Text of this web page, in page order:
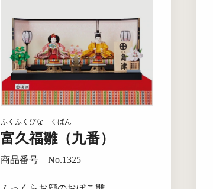
ふくふくびな くばん
富久福雛（九番）
商品番号 No.1325